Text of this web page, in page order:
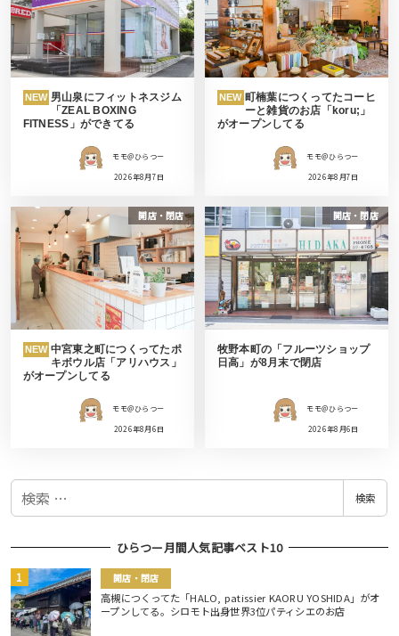
NEW 男山泉にフィットネスジム
「ZEAL BOXING
FITNESS」ができてる
モモ＠ひらつー
2026年8月7日
NEW 町楠葉につくってたコーヒ
ーと雑貨のお店「koru;」
がオープンしてる
モモ＠ひらつー
2026年8月7日
開店・閉店
NEW 中宮東之町につくってたポ
キボウル店「アリハウス」
がオープンしてる
モモ＠ひらつー
2026年8月6日
開店・閉店
牧野本町の「フルーツショップ
日高」が8月末で閉店
モモ＠ひらつー
2026年8月6日
検
検索
ひらつー月間人気記事ベスト10
開店・閉店
高槻につくってた「HALO, patissier KAORU YOSHIDA」がオ
ープンしてる。シロモト出身世界3位パティシエのお店